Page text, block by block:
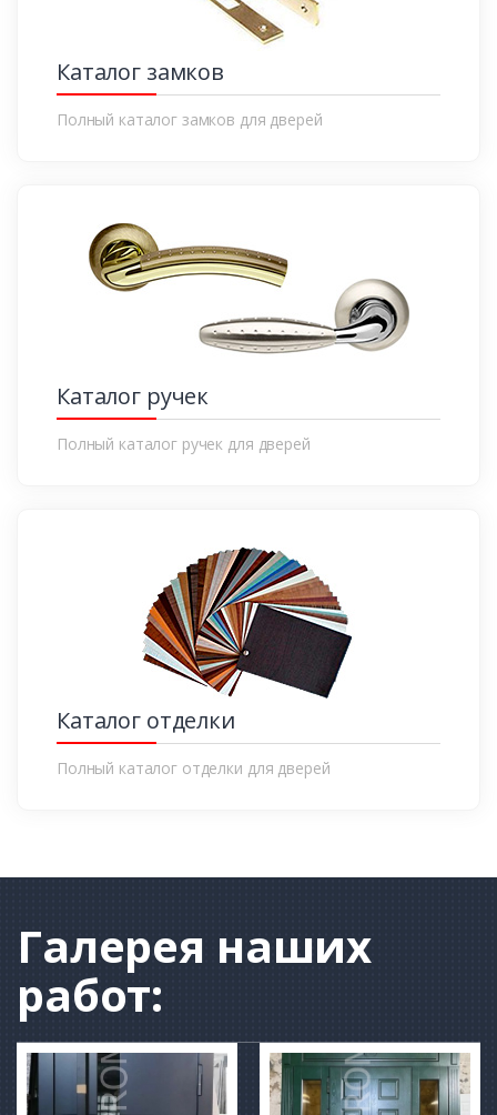
Каталог замков
Полный каталог замков для дверей
Каталог ручек
Полный каталог ручек для дверей
Каталог отделки
Полный каталог отделки для дверей
Галерея наших
работ: